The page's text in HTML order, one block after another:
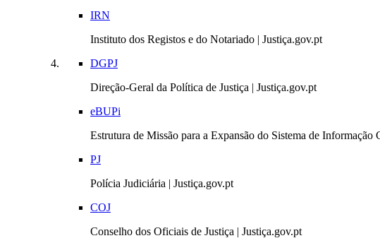
IRN
Instituto dos Registos e do Notariado | Justiça.gov.pt
DGPJ
Direção-Geral da Política de Justiça | Justiça.gov.pt
eBUPi
Estrutura de Missão para a Expansão do Sistema de
PJ
Polícia Judiciária | Justiça.gov.pt
COJ
Conselho dos Oficiais de Justiça | Justiça.gov.pt